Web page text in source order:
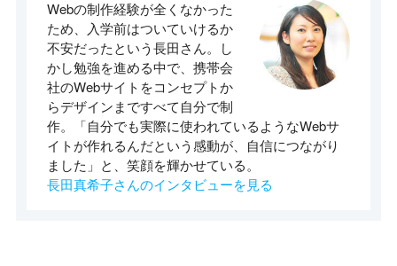
Webの制作経験が全くなかった
ため、入学前はついていけるか
不安だったという長田さん。し
かし勉強を進める中で、携帯会
社のWebサイトをコンセプトか
らデザインまですべて自分で制
作。「自分でも実際に使われているようなWebサ
イトが作れるんだという感動が、自信につながり
ました」と、笑顔を輝かせている。
長田真希子さんのインタビューを見る